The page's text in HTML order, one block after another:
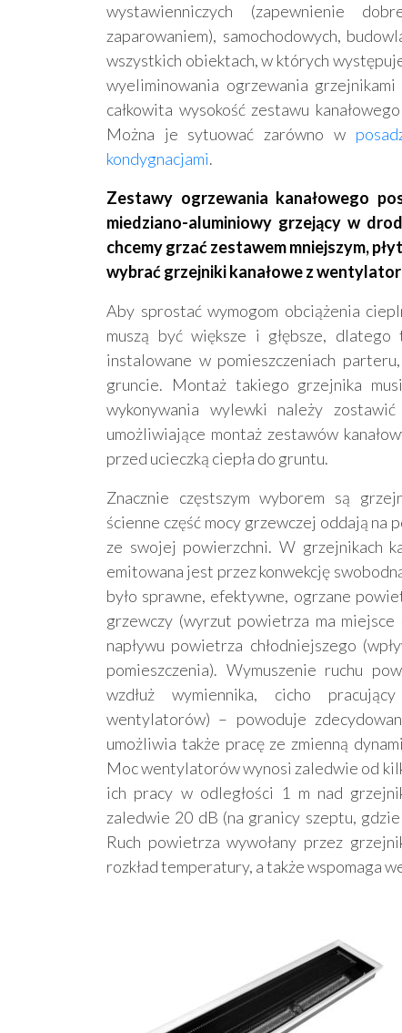
wystawienniczych (zapewnienie
zaparowaniem), samochodowych,
wszystkich obiektach, w których
wyeliminowania ogrzewania
całkowita wysokość zestawu
Można je sytuować zarówno w
kondygnacjami.
Zestawy ogrzewania kanałowego
miedziano-aluminiowy grzejący w
chcemy grzać zestawem mniejszym,
wybrać grzejniki kanałowe z
Aby sprostać wymogom obciążenia
muszą być większe i głębsze,
instalowane w pomieszczeniach
gruncie. Montaż takiego grzejnika
wykonywania wylewki należy
umożliwiające montaż zestawów
przed ucieczką ciepła do gruntu.
Znacznie częstszym wyborem są
ścienne część mocy grzewczej oddają na
ze swojej powierzchni. W grzejnikach
emitowana jest przez konwekcję
było sprawne, efektywne, ogrzane
grzewczy (wyrzut powietrza ma
napływu powietrza chłodniejszego
pomieszczenia). Wymuszenie ruchu
wzdłuż wymiennika, cicho
wentylatorów) – powoduje
umożliwia także pracę ze zmienną
Moc wentylatorów wynosi zaledwie od
ich pracy w odległości 1 m nad
zaledwie 20 dB (na granicy szeptu,
Ruch powietrza wywołany przez
rozkład temperatury, a także wspomaga